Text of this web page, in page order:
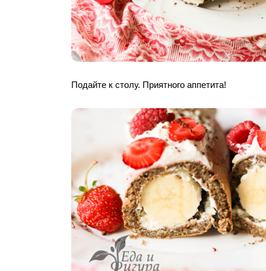
Подайте к столу. Приятного аппетита!